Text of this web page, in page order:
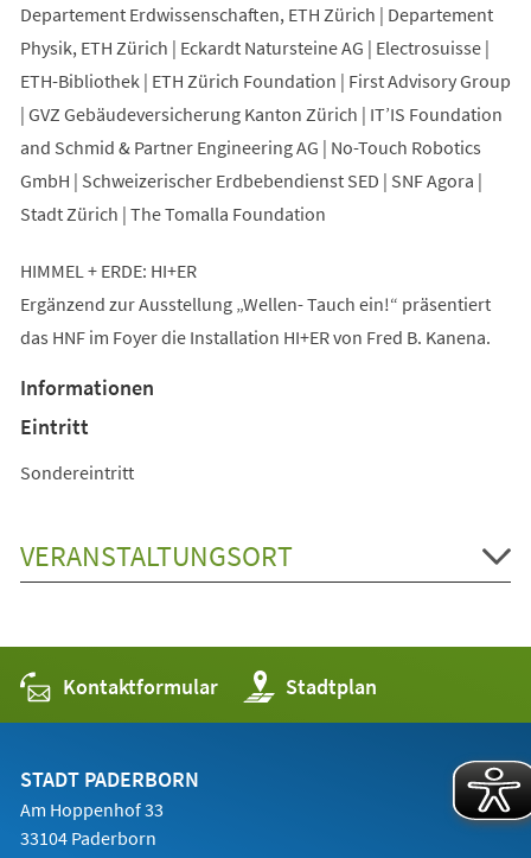
Departement Erdwissenschaften, ETH Zürich | Departement
Physik, ETH Zürich | Eckardt Natursteine AG | Electrosuisse |
ETH-Bibliothek | ETH Zürich Foundation | First Advisory Group
| GVZ Gebäudeversicherung Kanton Zürich | IT’IS Foundation
and Schmid & Partner Engineering AG | No-Touch Robotics
GmbH | Schweizerischer Erdbebendienst SED | SNF Agora |
Stadt Zürich | The Tomalla Foundation
HIMMEL + ERDE: HI+ER
Ergänzend zur Ausstellung „Wellen- Tauch ein!“ präsentiert
das HNF im Foyer die Installation HI+ER von Fred B. Kanena.
Informationen
Eintritt
Sondereintritt
VERANSTALTUNGSORT
Kontaktformular Stadtplan
(Öffnet
in
einem
STADT PADERBORN
Am Hoppenhof 33
33104 Paderborn